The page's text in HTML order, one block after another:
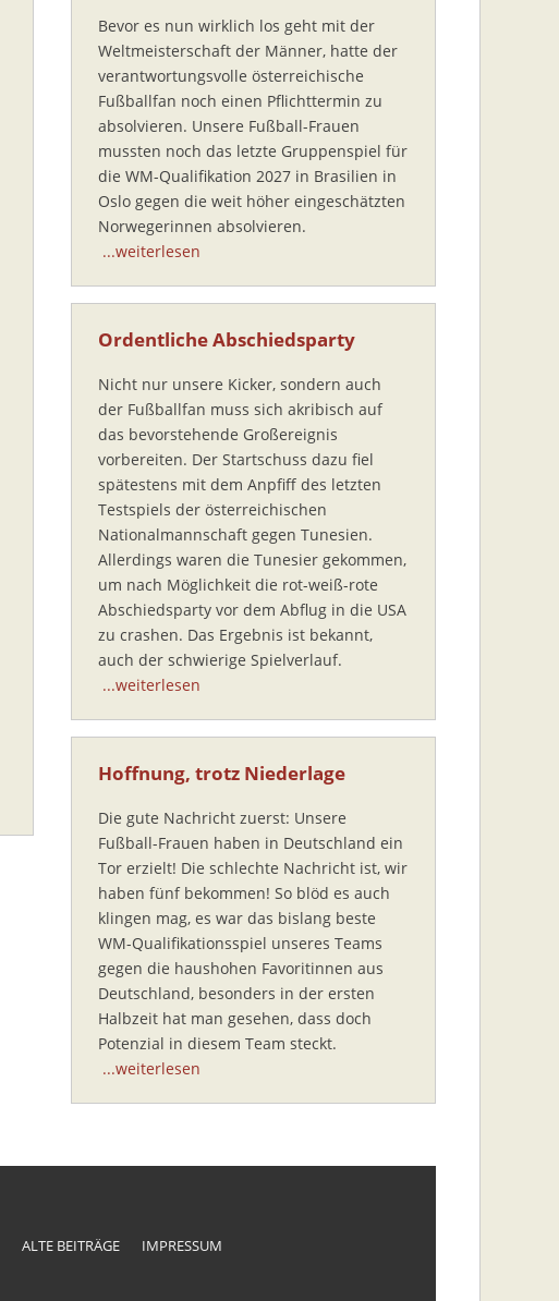
Bevor es nun wirklich los geht mit der
Weltmeisterschaft der Männer, hatte der
verantwortungsvolle österreichische
Fußballfan noch einen Pflichttermin zu
absolvieren. Unsere Fußball-Frauen
mussten noch das letzte Gruppenspiel für
die WM-Qualifikation 2027 in Brasilien in
Oslo gegen die weit höher eingeschätzten
Norwegerinnen absolvieren.
...weiterlesen
Ordentliche Abschiedsparty
Nicht nur unsere Kicker, sondern auch
der Fußballfan muss sich akribisch auf
das bevorstehende Großereignis
vorbereiten. Der Startschuss dazu fiel
spätestens mit dem Anpfiff des letzten
Testspiels der österreichischen
Nationalmannschaft gegen Tunesien.
Allerdings waren die Tunesier gekommen,
um nach Möglichkeit die rot-weiß-rote
Abschiedsparty vor dem Abflug in die USA
zu crashen. Das Ergebnis ist bekannt,
auch der schwierige Spielverlauf.
...weiterlesen
Hoffnung, trotz Niederlage
Die gute Nachricht zuerst: Unsere
Fußball-Frauen haben in Deutschland ein
Tor erzielt! Die schlechte Nachricht ist, wir
haben fünf bekommen! So blöd es auch
klingen mag, es war das bislang beste
WM-Qualifikationsspiel unseres Teams
gegen die haushohen Favoritinnen aus
Deutschland, besonders in der ersten
Halbzeit hat man gesehen, dass doch
Potenzial in diesem Team steckt.
...weiterlesen
ALTE BEITRÄGE IMPRESSUM